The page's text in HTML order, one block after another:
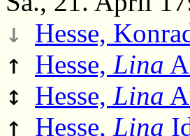
↓ Hesse,
↑ Hesse, Lina
↕ Hesse, Lina
↑ Hesse, Lina